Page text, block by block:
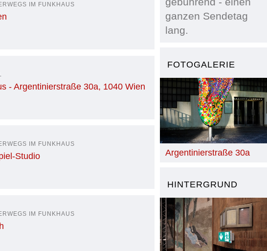
ganzen Sendetag
lang.
FOTOGALERIE
Argentinierstraße 30a
HINTERGRUND
IM FUNKHAUS
- Argentinierstraße 30a, 1040 Wien
IM FUNKHAUS
Studio
IM FUNKHAUS